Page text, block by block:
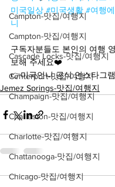
Campton-맛집/여행지
Campton-맛집/여행지
Cascade Locks-맛집/여행지
Centerport-맛집/여행지
Champaign-맛집/여행지
Charleston-맛집/여행지
Charlotte-맛집/여행지
Chattanooga-맛집/여행지
Chicago-맛집/여행지
미국일상 #미국생활 #여행
니
구독자분들도 본인의 여행
보해 주세요❤️
👉미국언니 공식 인스타그
Jemez Springs-맛집/여행지